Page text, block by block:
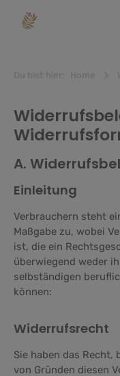
springen
A.
Einleitung
Verbrauchern steht
Maßgabe zu, wobei
ist, die ein
überwiegend weder
selbständigen
können:
Widerrufsrecht
Sie haben das Recht,
von Gründen diesen